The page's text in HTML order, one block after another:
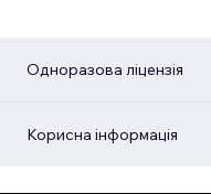
Одноразова ліцензія
Корисна інформація